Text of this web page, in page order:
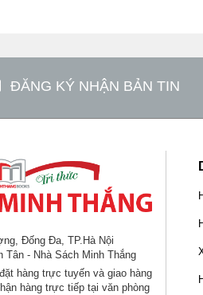
ĐĂNG KÝ NHẬN BẢN TIN
Đống Đa, TP.Hà Nội
Tân - Nhà Sách Minh Thắng
hàng trực tuyến và giao hàng
hàng trực tiếp tại văn phòng